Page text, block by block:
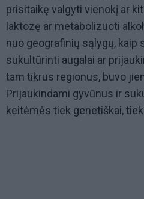
prisitaikę valgyti vienokį ar
laktozę ar metabolizuoti
nuo geografinių sąlygų, kaip
sukultūrinti augalai ar
tam tikrus regionus, buvo
Prijaukindami gyvūnus ir
keitėmės tiek genetiškai,